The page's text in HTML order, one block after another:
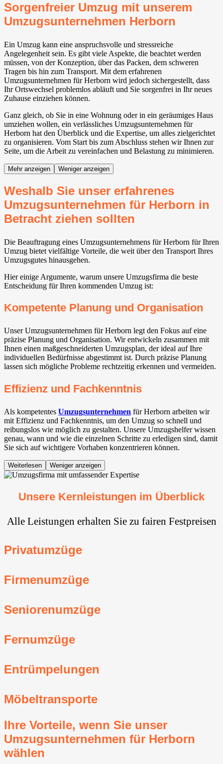
Sorgenfreier Umzug mit unserem
Umzugsunternehmen Herborn
Ein Umzug kann eine anspruchsvolle und stressreiche
Angelegenheit sein. Es gibt viele Aspekte, die beachtet werden
müssen, von der Konzeption, über das Packen, dem schweren
Tragen bis hin zum Transport. Mit dem erfahrenen
Umzugsunternehmen für Herborn wird jedoch sichergestellt, dass
Ihr Ortswechsel problemlos abläuft und Sie sorgenfrei in Ihr neues
Zuhause einziehen können.
Ganz gleich, ob Sie in eine Wohnung oder in ein geräumiges Haus
umziehen wollen, ein verlässliches Umzugsunternehmen für
Herborn hat den Überblick und die Expertise, um alles zielgerichtet
zu organisieren. Vom Start bis zum Abschluss stehen wir Ihnen zur
Seite, um die Arbeit zu vereinfachen und Belastung zu minimieren.
Mehr anzeigen Weniger anzeigen
Weshalb Sie unser erfahrenes
Umzugsunternehmen für Herborn in
Betracht ziehen sollten
Die Beauftragung eines Umzugsunternehmens für Herborn für Ihren
Umzug bietet vielfältige Vorteile, die weit über den Transport Ihres
Umzugsgutes hinausgehen.
Hier einige Argumente, warum unsere Umzugsfirma die beste
Entscheidung für Ihren kommenden Umzug ist:
Kompetente Planung und Organisation
Unser Umzugsunternehmen für Herborn legt den Fokus auf eine
präzise Planung und Organisation. Wir entwickeln zusammen mit
Ihnen einen maßgeschneiderten Umzugsplan, der ideal auf Ihre
individuellen Bedürfnisse abgestimmt ist. Durch präzise Planung
lassen sich mögliche Probleme rechtzeitig erkennen und vermeiden.
Effizienz und Fachkenntnis
Als kompetentes Umzugsunternehmen für Herborn arbeiten wir
mit Effizienz und Fachkenntnis, um den Umzug so schnell und
reibungslos wie möglich zu gestalten. Unsere Umzugshelfer wissen
genau, wann und wie die einzelnen Schritte zu erledigen sind, damit
Sie sich auf wichtigere Vorhaben konzentrieren können.
Weiterlesen Weniger anzeigen
Unsere Kernleistungen im Überblick
Alle Leistungen erhalten Sie zu fairen Festpreisen
Privatumzüge
Firmenumzüge
Seniorenumzüge
Fernumzüge
Entrümpelungen
Möbeltransporte
Ihre Vorteile, wenn Sie unser
Umzugsunternehmen für Herborn
wählen